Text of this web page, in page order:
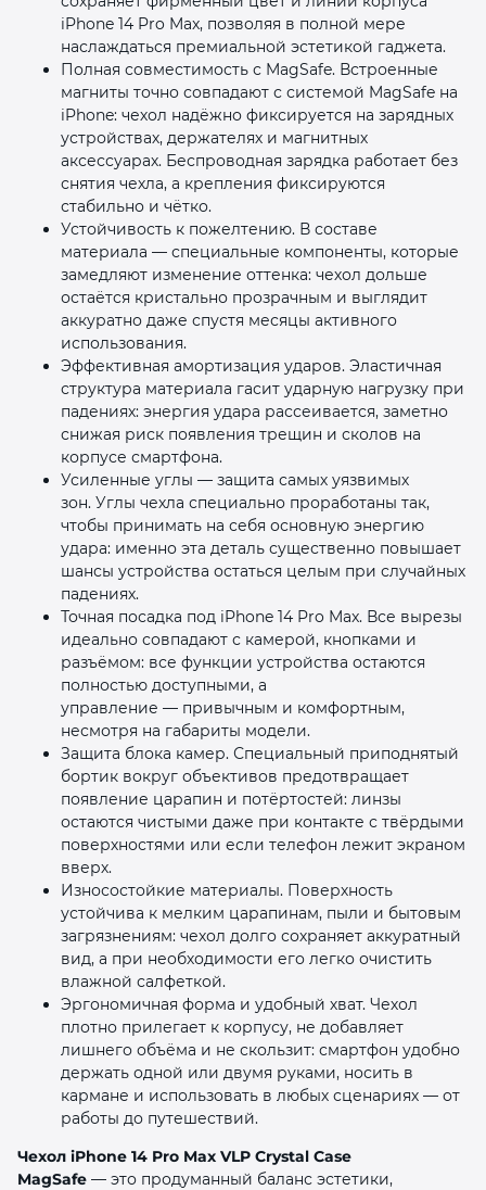
iPhone 14 Pro Max, позволяя в полной мере
наслаждаться премиальной эстетикой гаджета.
Полная совместимость с MagSafe. Встроенные
магниты точно совпадают с системой MagSafe на
iPhone: чехол надёжно фиксируется на зарядных
устройствах, держателях и магнитных
аксессуарах. Беспроводная зарядка работает без
снятия чехла, а крепления фиксируются
стабильно и чётко.
Устойчивость к пожелтению. В составе
материала — специальные компоненты, которые
замедляют изменение оттенка: чехол дольше
остаётся кристально прозрачным и выглядит
аккуратно даже спустя месяцы активного
использования.
Эффективная амортизация ударов. Эластичная
структура материала гасит ударную нагрузку при
падениях: энергия удара рассеивается, заметно
снижая риск появления трещин и сколов на
корпусе смартфона.
Усиленные углы — защита самых уязвимых
зон. Углы чехла специально проработаны так,
чтобы принимать на себя основную энергию
удара: именно эта деталь существенно повышает
шансы устройства остаться целым при случайных
падениях.
Точная посадка под iPhone 14 Pro Max. Все вырезы
идеально совпадают с камерой, кнопками и
разъёмом: все функции устройства остаются
полностью доступными, а
управление — привычным и комфортным,
несмотря на габариты модели.
Защита блока камер. Специальный приподнятый
бортик вокруг объективов предотвращает
появление царапин и потёртостей: линзы
остаются чистыми даже при контакте с твёрдыми
поверхностями или если телефон лежит экраном
вверх.
Износостойкие материалы. Поверхность
устойчива к мелким царапинам, пыли и бытовым
загрязнениям: чехол долго сохраняет аккуратный
вид, а при необходимости его легко очистить
влажной салфеткой.
Эргономичная форма и удобный хват. Чехол
плотно прилегает к корпусу, не добавляет
лишнего объёма и не скользит: смартфон удобно
держать одной или двумя руками, носить в
кармане и использовать в любых сценариях — от
работы до путешествий.
Чехол iPhone 14 Pro Max VLP Crystal Case
MagSafe — это продуманный баланс эстетики,